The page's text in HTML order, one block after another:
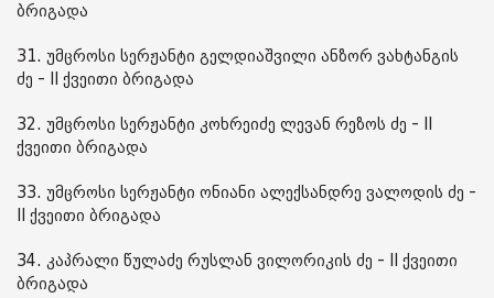
ბრიგადა
31. უმცროსი სერჟანტი გელდიაშვილი ანზორ ვახტანგის
ძე - II ქვეითი ბრიგადა
32. უმცროსი სერჟანტი კოხრეიძე ლევან რეზოს ძე - II
ქვეითი ბრიგადა
33. უმცროსი სერჟანტი ონიანი ალექსანდრე ვალოდის ძე -
II ქვეითი ბრიგადა
34. კაპრალი წულაძე რუსლან ვილორიკის ძე - II ქვეითი
ბრიგადა